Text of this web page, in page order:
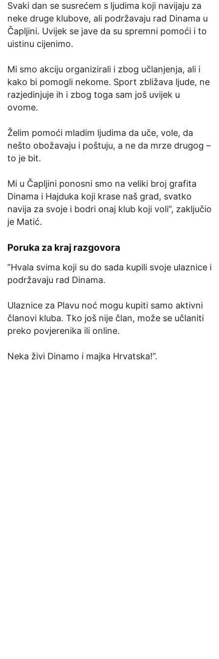
Svaki dan se susrećem s ljudima koji navijaju za
neke druge klubove, ali podržavaju rad Dinama u
Čapljini. Uvijek se jave da su spremni pomoći i to
uistinu cijenimo.
Mi smo akciju organizirali i zbog učlanjenja, ali i
kako bi pomogli nekome. Sport zbližava ljude, ne
razjedinjuje ih i zbog toga sam još uvijek u
ovome.
Želim pomoći mladim ljudima da uče, vole, da
nešto obožavaju i poštuju, a ne da mrze drugog –
to je bit.
Mi u Čapljini ponosni smo na veliki broj grafita
Dinama i Hajduka koji krase naš grad, svatko
navija za svoje i bodri onaj klub koji voli”, zaključio
je Matić.
Poruka za kraj razgovora
”Hvala svima koji su do sada kupili svoje ulaznice i
podržavaju rad Dinama.
Ulaznice za Plavu noć mogu kupiti samo aktivni
članovi kluba. Tko još nije član, može se učlaniti
preko povjerenika ili online.
Neka živi Dinamo i majka Hrvatska!”.